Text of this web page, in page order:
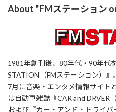
About "FMステーション
1981年創刊後、80年代・90年代
STATION（FMステーション）
7月に音楽・エンタメ情報サイト
は自動車雑誌『CAR and DRVER
および『カー・アンド・ドライバ